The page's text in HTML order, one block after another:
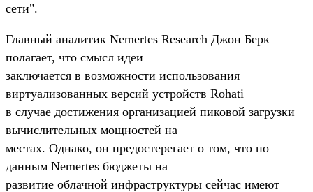
сети".
Главный аналитик Nemertes Research Джон Берк
полагает, что смысл идеи
заключается в возможности использования
виртуализованных версий устройств Rohati
в случае достижения организацией пиковой загрузки
вычислительных мощностей на
местах. Однако, он предостерегает о том, что по
данным Nemertes бюджеты на
развитие облачной инфраструктуры сейчас имеют